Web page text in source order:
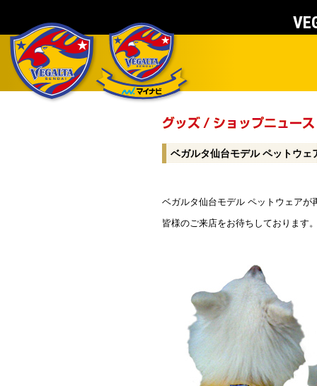
ベガルタ仙台モデル ペットウェ
ベガルタ仙台モデル ペットウェアが
皆様のご来店をお待ちしております